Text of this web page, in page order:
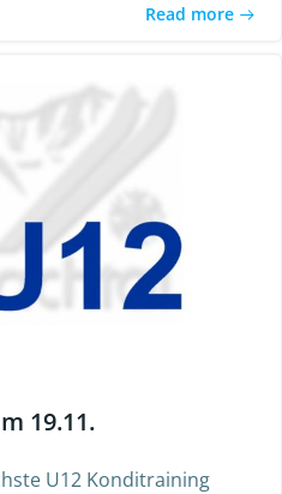
Read more
19.11.
U12 Konditraining